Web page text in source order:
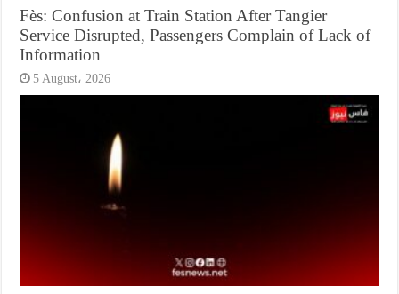
Fès: Confusion at Train Station After Tangier
Service Disrupted, Passengers Complain of Lack of
Information
5 August، 2026